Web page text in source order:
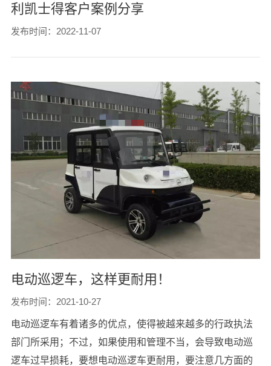
利凯士得客户案例分享
发布时间：2022-11-07
电动巡逻车，这样更耐用！
发布时间：2021-10-27
电动巡逻车有着诸多的优点，使得被越来越多的行政执法
部门所采用；不过，如果使用和管理不当，会导致电动巡
逻车过早损耗，要想电动巡逻车更耐用，要注意几方面的